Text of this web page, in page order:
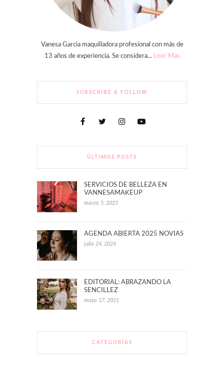
Vanesa Garcia maquilladora profesional con más de
13 años de experiencia. Se considera... Leer Más
SUBSCRIBE & FOLLOW
ÚLTIMOS POSTS
SERVICIOS DE BELLEZA EN
VANNESAMAKEUP
marzo 5, 2025
AGENDA ABIERTA 2025 NOVIAS
julio 24, 2024
EDITORIAL: ABRAZANDO LA
SENCILLEZ
mayo 17, 2021
CATEGORÍAS